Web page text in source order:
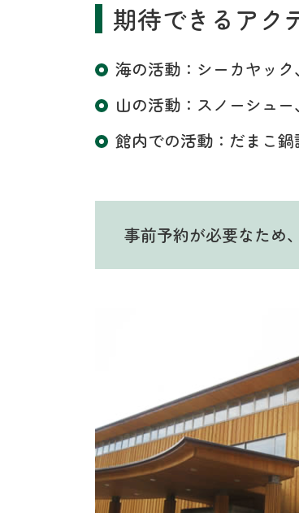
期待できるアク
海の活動：シーカヤック
山の活動：スノーシュ
館内での活動：だまこ
事前予約が必要なため